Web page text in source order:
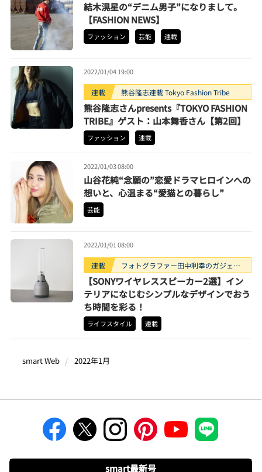
結木滉星の“デニム男子”になりまして。
【FASHION NEWS】
ファッション 芸能 連載
2022/01/04 19:00
連載 熊谷隆志連載 Tokyo Fashion Tribe
熊谷隆志さんpresents『TOKYO FASHION
TRIBE』ゲスト：山本舞香さん【第2回】
ファッション 連載
2022/01/03 08:00
山谷花純“念願の”恋愛ドラマヒロインへの
想いと、心温まる“愛猫との暮らし”
芸能
2022/01/01 08:00
連載
フォトグラファー田中利幸のガジェッ
ト“ガチ”レビュー
【SONYワイヤレススピーカー2選】イン
テリアになじむシンプルなデザインでおう
ち時間を彩る！
ライフスタイル 連載
smart Web 2022年1月
smart最新号